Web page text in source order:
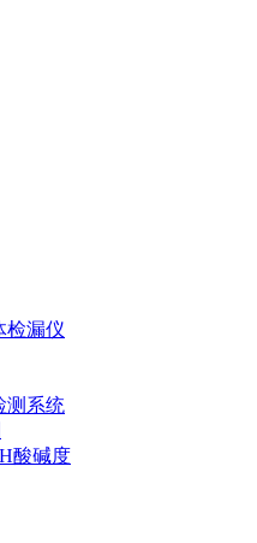
检漏仪
测系统
酸碱度